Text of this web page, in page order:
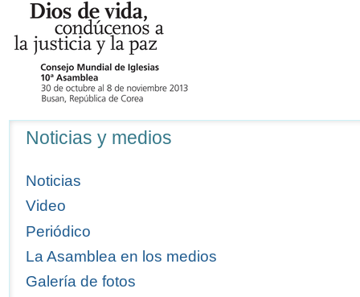
Navegación
Noticias y medios
Noticias
Video
Periódico
La Asamblea en los medios
Galería de fotos